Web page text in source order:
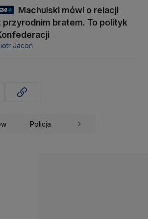
Machulski mówi o relacji
przyrodnim bratem. To polityk
Jacoń
Policja